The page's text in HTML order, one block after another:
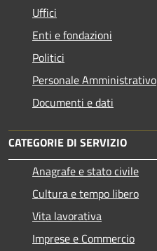
Uffici
Enti e fondazioni
Politici
Personale Amministrativo
Documenti e dati
CATEGORIE DI SERVIZIO
Anagrafe e stato civile
Cultura e tempo libero
Vita lavorativa
Imprese e Commercio